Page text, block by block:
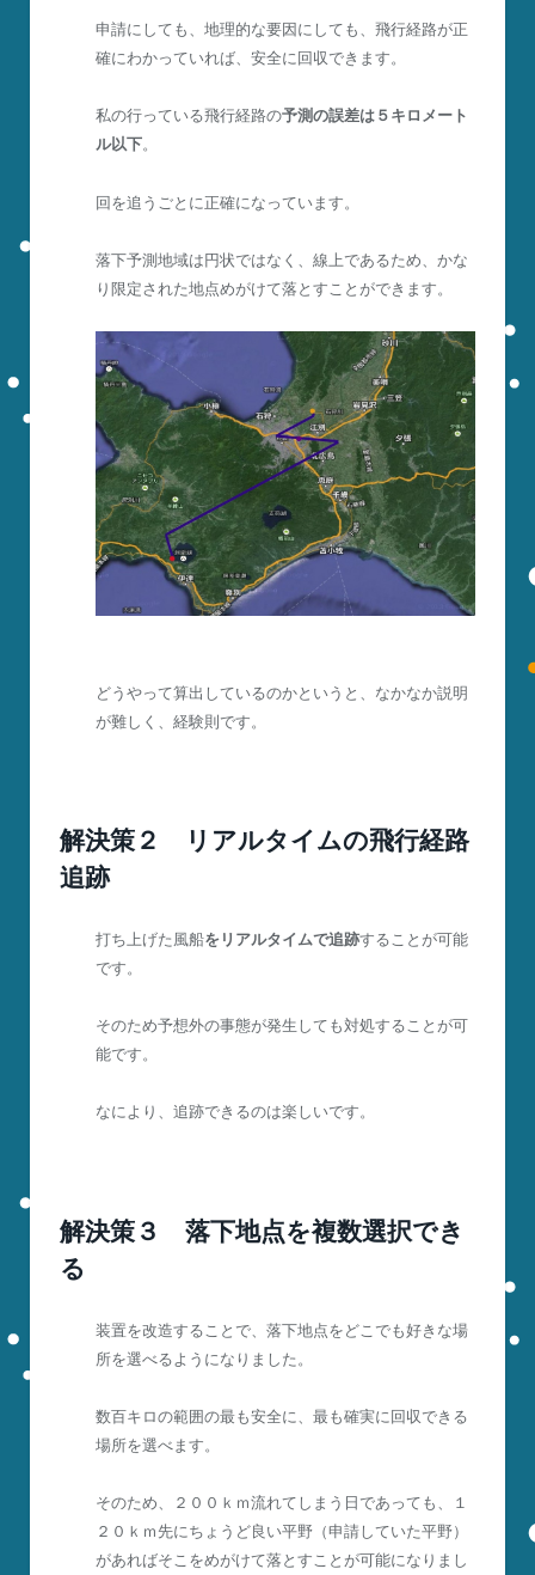
申請にしても、地理的な要因にしても、飛行経路が正
確にわかっていれば、安全に回収できます。
私の行っている飛行経路の予測の誤差は５キロメート
ル以下。
回を追うごとに正確になっています。
落下予測地域は円状ではなく、線上であるため、かな
り限定された地点めがけて落とすことができます。
どうやって算出しているのかというと、なかなか説明
が難しく、経験則です。
解決策２ リアルタイムの飛行経路
追跡
打ち上げた風船をリアルタイムで追跡することが可能
です。
そのため予想外の事態が発生しても対処することが可
能です。
なにより、追跡できるのは楽しいです。
解決策３ 落下地点を複数選択でき
る
装置を改造することで、落下地点をどこでも好きな場
所を選べるようになりました。
数百キロの範囲の最も安全に、最も確実に回収できる
場所を選べます。
そのため、２００ｋｍ流れてしまう日であっても、１
２０ｋｍ先にちょうど良い平野（申請していた平野）
があればそこをめがけて落とすことが可能になりまし